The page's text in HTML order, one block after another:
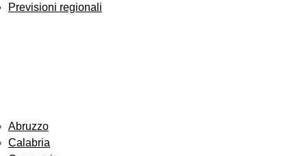
Previsioni regionali
Abruzzo
Calabria